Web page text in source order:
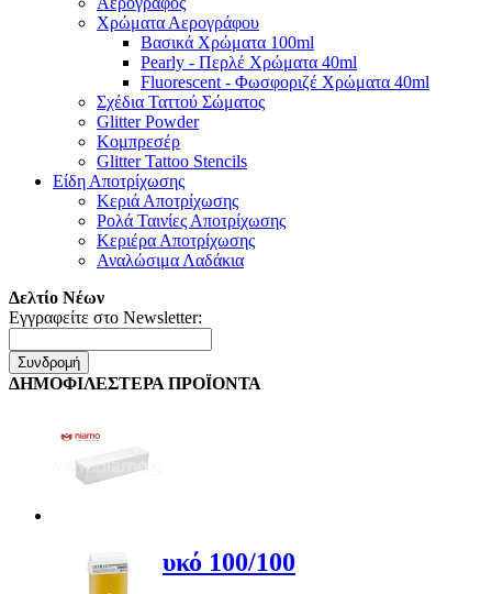
Χρώματα Αερογράφου
Βασικά Χρώματα 100ml
Pearly - Περλέ Χρώματα 40ml
Fluorescent - Φωσφοριζέ Χρώματα 40ml
Σχέδια Ταττού Σώματος
Glitter Powder
Κομπρεσέρ
Glitter Tattoo Stencils
Είδη Αποτρίχωσης
Κεριά Αποτρίχωσης
Ρολά Ταινίες Αποτρίχωσης
Κεριέρα Αποτρίχωσης
Αναλώσιμα Λαδάκια
Δελτίο Νέων
Εγγραφείτε στο Newsletter:
Συνδρομή
ΔΗΜΟΦΙΛΕΣΤΕΡΑ ΠΡΟΪΟΝΤΑ
Buffer Λευκό 100/100